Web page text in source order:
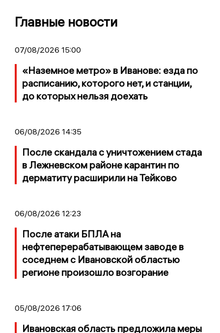
Главные новости
07/08/2026 15:00
«Наземное метро» в Иванове: езда по
расписанию, которого нет, и станции,
до которых нельзя доехать
06/08/2026 14:35
После скандала с уничтожением стада
в Лежневском районе карантин по
дерматиту расширили на Тейково
06/08/2026 12:23
После атаки БПЛА на
нефтеперерабатывающем заводе в
соседнем с Ивановской областью
регионе произошло возгорание
05/08/2026 17:06
Ивановская область предложила меры